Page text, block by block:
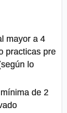
mayor a 4
practicas pre
lo
de 2